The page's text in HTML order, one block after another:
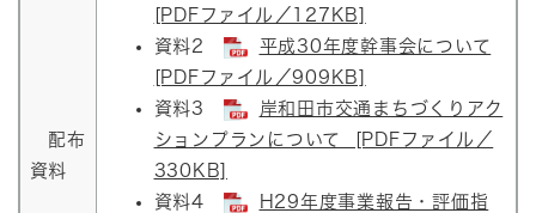
配布
資料
[PDFファイル／127KB]
資料2
平成30年度幹事会について
[PDFファイル／909KB]
資料3
岸和田市交通まちづくりアク
ションプランについて [PDFファイル／
330KB]
資料4
H29年度事業報告・評価指